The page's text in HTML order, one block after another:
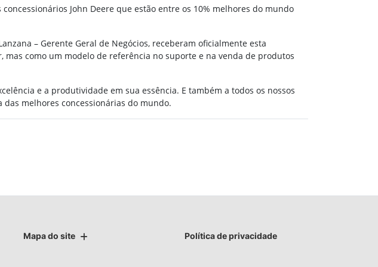
John Deere que estão entre os 10% melhores do mundo
– Gerente Geral de Negócios, receberam oficialmente esta
como um modelo de referência no suporte e na venda de produtos
e a produtividade em sua essência. E também a todos os nossos
melhores concessionárias do mundo.
Mapa do site Política de privacidade